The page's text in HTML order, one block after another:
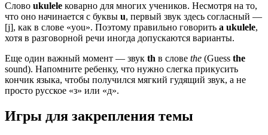
Слово ukulele коварно для многих учеников. Несмотря на то,
что оно начинается с буквы u, первый звук здесь согласный —
[j], как в слове «you». Поэтому правильно говорить a ukulele,
хотя в разговорной речи иногда допускаются варианты.
Еще один важный момент — звук th в слове the (Guess the
sound). Напомните ребенку, что нужно слегка прикусить
кончик языка, чтобы получился мягкий гудящий звук, а не
просто русское «з» или «д».
Игры для закрепления темы